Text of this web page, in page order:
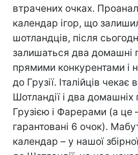
втрачених очках.
календар ігор, що
шотландців, після
залишаться два домашні
прямими конкурентами і
до Грузії. Італійців
Шотландії і два домашніх
Грузією і Фарерами (а це
гарантовані 6 очок).
календар – у нашої